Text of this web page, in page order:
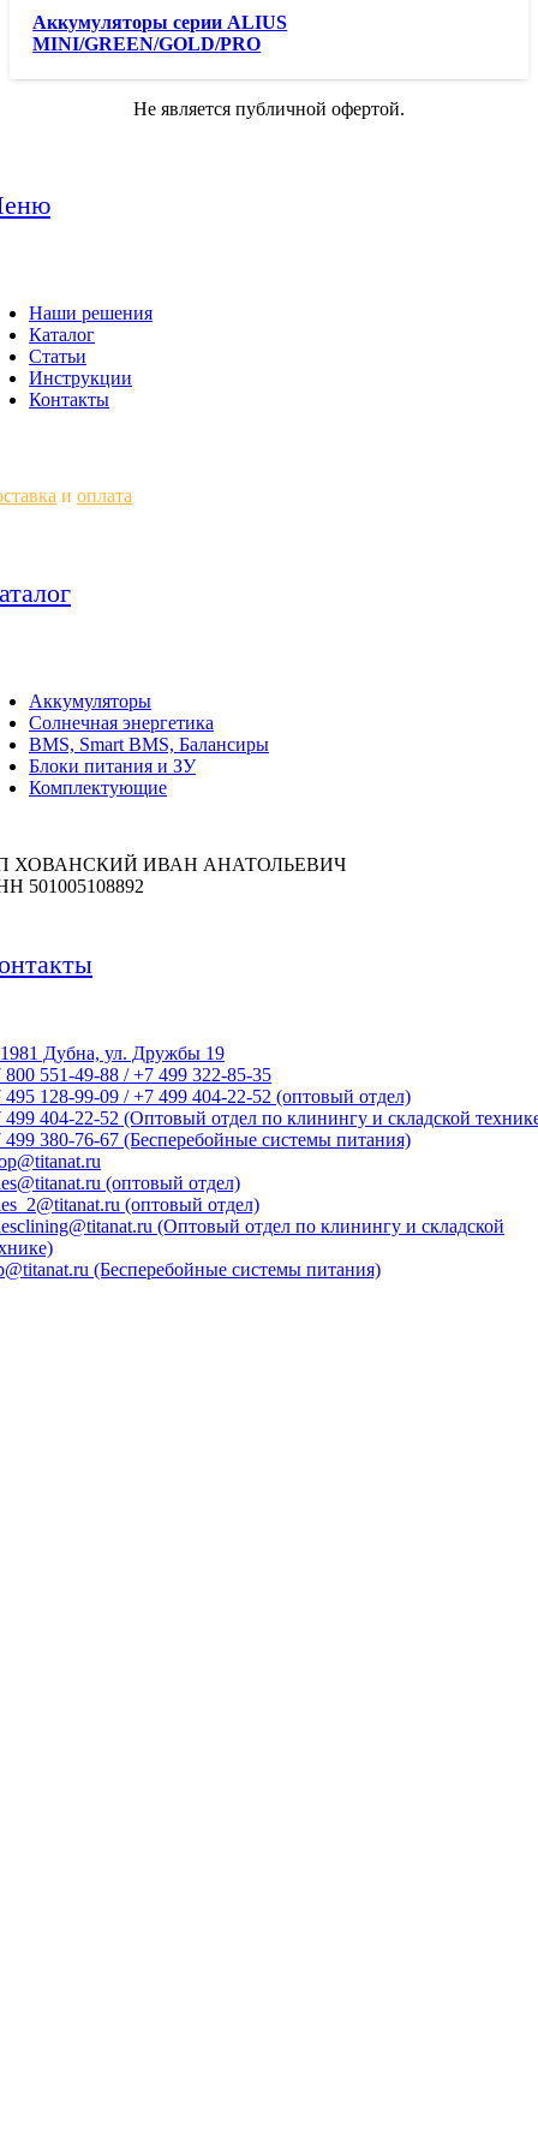
Аккумуляторы серии ALIUS
MINI/GREEN/GOLD/PRO
Не является публичной офертой.
Наши решения
Каталог
Статьи
Инструкции
Контакты
и оплата
Аккумуляторы
Солнечная энергетика
BMS, Smart BMS, Балансиры
Блоки питания и ЗУ
Комплектующие
ХОВАНСКИЙ ИВАН АНАТОЛЬЕВИЧ
501005108892
Дубна, ул. Дружбы 19
800 551-49-88 / +7 499 322-85-35
495 128-99-09 / +7 499 404-22-52 (оптовый отдел)
499 404-22-52 (Оптовый отдел по клинингу и складской
499 380-76-67 (Бесперебойные системы питания)
(оптовый отдел)
(оптовый отдел)
(Оптовый отдел по клинингу и складской
(Бесперебойные системы питания)